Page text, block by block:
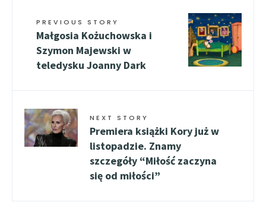
PREVIOUS STORY
Małgosia Kożuchowska i
Szymon Majewski w
teledysku Joanny Dark
NEXT STORY
Premiera książki Kory już w
listopadzie. Znamy
szczegóły “Miłość zaczyna
się od miłości”